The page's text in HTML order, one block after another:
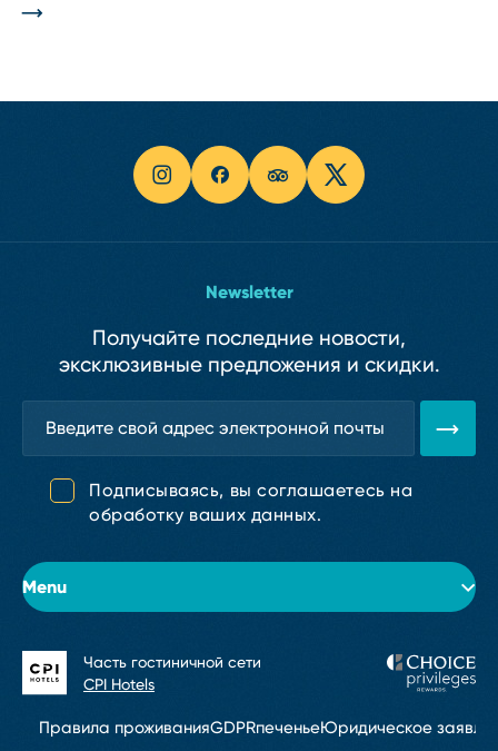
Menu
Об отеле
Newsletter
Получайте последние новости,
эксклюзивные предложения и скидки.
Подписываясь, вы соглашаетесь на
обработку ваших данных.
Правила проживанияGDPRпеченьеЮридическое
Часть гостиничной сети
CPI Hotels